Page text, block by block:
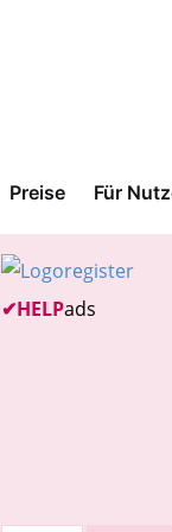
Preise Für
✔HELPads